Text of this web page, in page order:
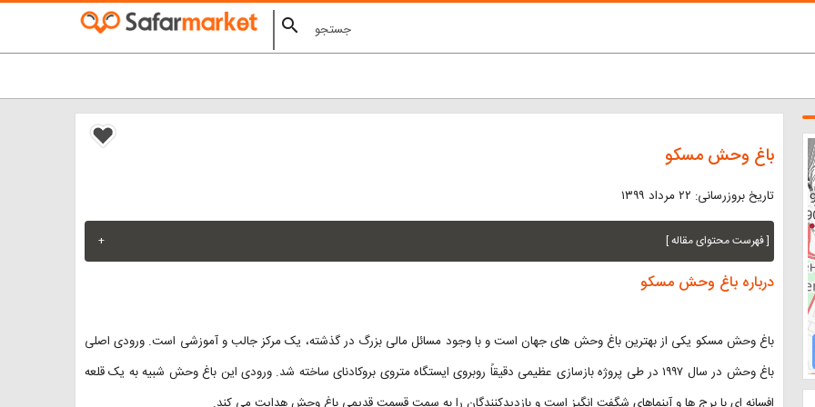
search
باغ وحش مسکو
تاریخ بروزرسانی: ۲۲ مرداد ۱۳۹۹
[ فهرست محتوای مقاله ] +
درباره باغ وحش مسکو
باغ وحش مسکو یکی از بهترین باغ وحش های جهان است و با وجود مسائل مالی بزرگ در گذشته، یک مرکز جالب و آموزشی است. ورودی اصلی
باغ وحش در سال ۱۹۹۷ در طی پروژه بازسازی عظیمی دقیقاً روبروی ایستگاه متروی بروکادنای ساخته شد. ورودی این باغ وحش شبیه به یک قلعه